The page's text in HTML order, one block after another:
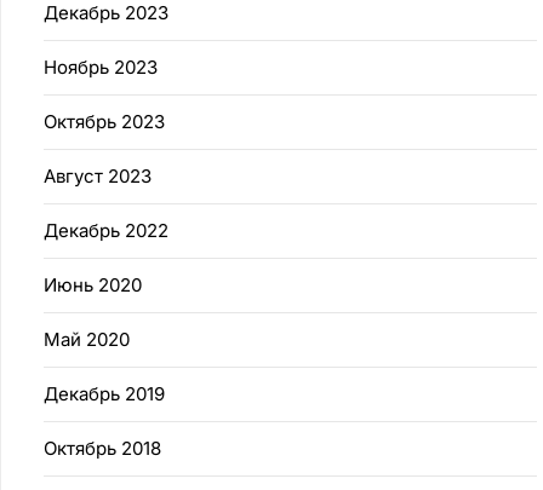
Декабрь 2023
Ноябрь 2023
Октябрь 2023
Август 2023
Декабрь 2022
Июнь 2020
Май 2020
Декабрь 2019
Октябрь 2018